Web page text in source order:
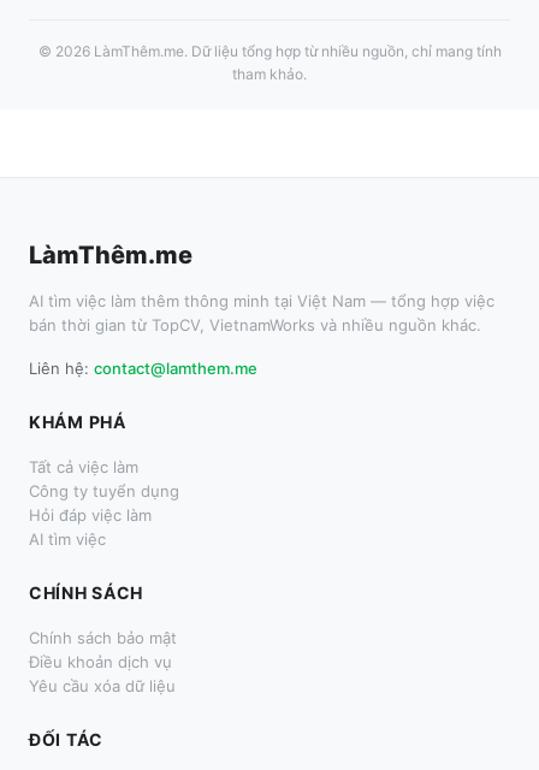
© 2026 LàmThêm.me. Dữ liệu tổng hợp từ nhiều nguồn, chỉ mang tính
tham khảo.
LàmThêm.me
AI tìm việc làm thêm thông minh tại Việt Nam — tổng hợp việc
bán thời gian từ TopCV, VietnamWorks và nhiều nguồn khác.
Liên hệ: contact@lamthem.me
KHÁM PHÁ
Tất cả việc làm
Công ty tuyển dụng
Hỏi đáp việc làm
AI tìm việc
CHÍNH SÁCH
Chính sách bảo mật
Điều khoản dịch vụ
Yêu cầu xóa dữ liệu
ĐỐI TÁC